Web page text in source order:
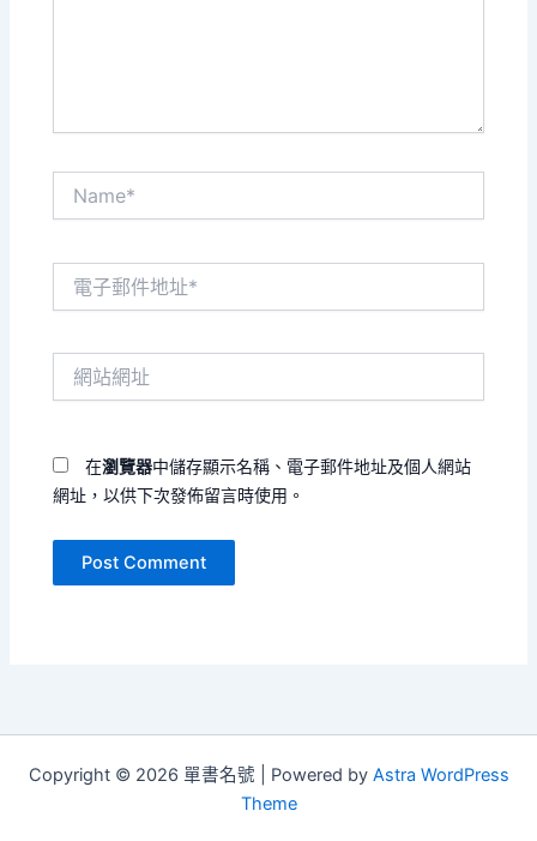
在瀏覽器中儲存顯示名稱、電子郵件地址及個人網站
網址，以供下次發佈留言時使用。
Copyright © 2026 單書名號 | Powered by Astra WordPress
Theme